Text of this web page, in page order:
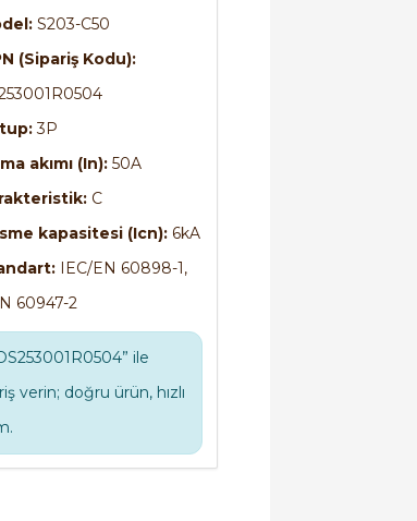
S203-C50
(Sipariş Kodu):
3P
akımı (In):50A
C
kapasitesi (Icn):6kA
IEC/EN 60898-1,
60947-2
ile
verin; doğru ürün, hızlı